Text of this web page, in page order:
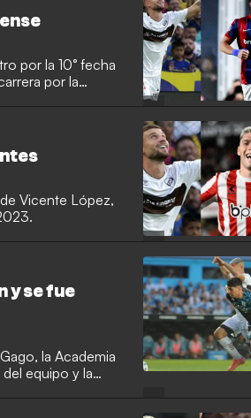
por la 10° fecha
por la
Vicente López,
y se fue
la Academia
equipo y la